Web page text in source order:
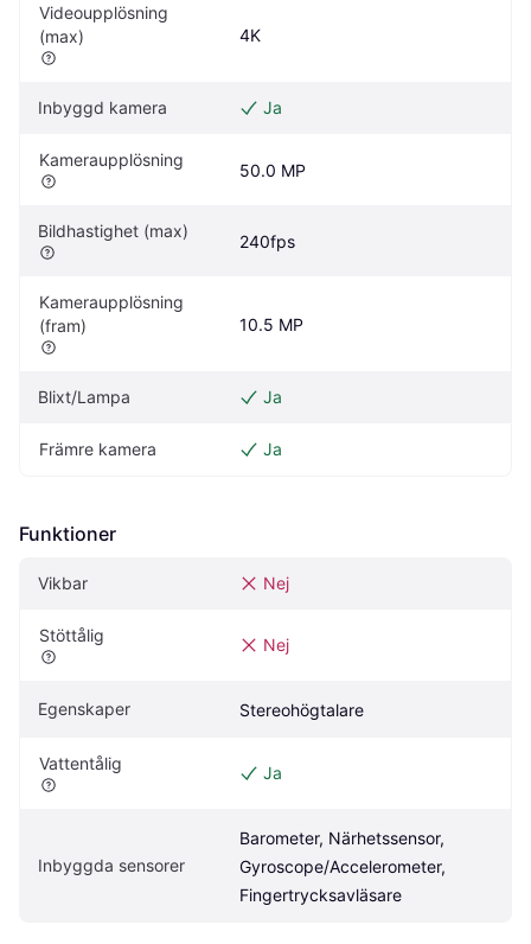
Videoupplösning
(max)
4K
Inbyggd kamera Ja
Kameraupplösning
50.0 MP
Bildhastighet (max)
240fps
Kameraupplösning
(fram)
10.5 MP
Blixt/Lampa Ja
Främre kamera Ja
Funktioner
Vikbar Nej
Stöttålig Nej
Egenskaper Stereohögtalare
Vattentålig Ja
Inbyggda sensorer
Barometer, Närhetssensor,
Gyroscope/Accelerometer,
Fingertrycksavläsare